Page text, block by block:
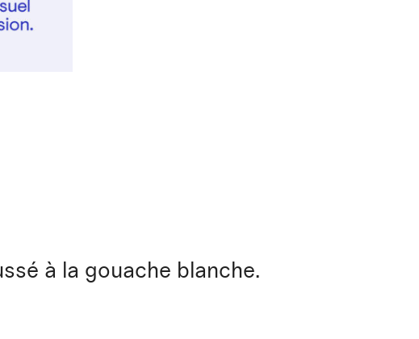
à la gouache blanche.